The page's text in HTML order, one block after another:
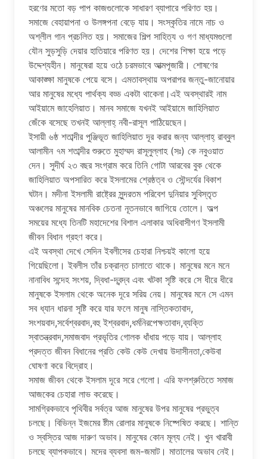
হরণের মতো বড় পাপ কাজগুলোকে সাধারণ ব্যাপারে পরিণত হয়।
সমাজে বেহায়াপনা ও উলঙ্গপনা বেড়ে যায়। সংস্কৃতির নামে নাচ ও
অশ্লীল গান প্রচলিত হয়। সমাজের শিল্প সাহিত্য ও গণ মাধ্যমগুলো
যৌন সুড়সুড়ি দেয়ার হাতিয়ারে পরিণত হয়। দেশের শিক্ষা হয়ে পড়ে
উদ্দেশ্যহীন। মানুষেরা হয়ে ওঠে চরমভাবে আত্মপূজারী। শোষণের
আকাঙ্ক্ষা মানুষকে পেয়ে বসে। এমতাবস্থায় অপরাপর জন্তু-জানোয়ার
আর মানুষের মধ্যে পার্থক্য বড্ড একটা থাকেনা।এই অবস্থারই নাম
আইয়ামে জাহেলিয়াত। মানব সমাজে যখনই আইয়ামে জাহিলিয়াত
জেঁকে বসেছে তখনই আল্লাহ্‌ নবী-রাসূল পাঠিয়েছেন।
ইসায়ী ৬ষ্ঠ শতাব্দীর পুঞ্জিভূত জাহিলিয়াত দূর করার জন্য আল্লাহ্‌ রাব্বুল
আলামীন ৭ম শতাব্দীর শুরুতে মুহাম্মদ রাসূলুল্লাহ (সঃ) কে নবুওয়াত
দেন। সুদীর্ঘ ২৩ বছর সংগ্রাম করে তিনি গোটা আরবের বুক থেকে
জাহিলিয়াত অপসারিত করে ইসলামের শ্রেষ্ঠত্ব ও সৌন্দর্যের বিকাশ
ঘটান। মদীনা ইসলামী রাষ্ট্রের সুন্দরতম পরিবেশ দুনিয়ার সুবিস্তৃত
অঞ্চলের মানুষের মানবিক চেতনা নূতনভাবে জাগিয়ে তোলে। অল্প
সময়ের মধ্যে তিনটি মহাদেশের বিশাল এলাকার অধিবাসীগণ ইসলামী
জীবন বিধান গ্রহণ করে।
এই অবস্থা দেখে সেদিন ইবলীসের চেহারা নিশ্চয়ই কালো হয়ে
গিয়েছিলো। ইবলীস তাঁর চক্রান্ত চালাতে থাকে। মানুষের মনে মনে
নানাবিধ সন্দেহ সংশয়, দ্বিধা-দ্বন্দ্ব এবং খটকা সৃষ্টি করে সে ধীরে ধীরে
মানুষকে ইসলাম থেকে অনেক দূরে সরিয় নেয়। মানুষের মনে সে এমন
সব ধ্যান ধারনা সৃষ্টি করে যার ফলে মানুষ নাস্তিকতাবাদ,
সংশয়বাদ,সর্বেশ্বরবাদ,বহু ইশ্বরবাদ,ধর্মনিরপেক্ষতাবাদ,ব্যক্তি
স্বাতন্ত্রবাদ,সমাজবাদ প্রভৃতির গোলক ধাঁধায় পড়ে যায়। আল্লাহ
প্রদত্ত জীবন বিধানের প্রতি কেউ কেউ দেখায় উদাসীনতা,কেউবা
ঘোষণা করে বিদ্রোহ।
সমাজ জীবন থেকে ইসলাম দূরে সরে গেলো। এরি ফলশ্রুতিতে সমাজ
আজকের চেহারা লাভ করেছে।
সামগ্রিকভাবে পৃথিবীর সর্বত্র আজ মানুষের উপর মানুষের প্রভুত্ব
চলছে। বিভিন্ন ইজমের ষ্টীম রোলার মানুষকে নিষ্পেষিত করছে। শান্তি
ও স্বস্তির আজ দারুণ অভাব। মানুষের কোন মূল্য নেই। খুন খারাবী
চলছে ব্যাপকভাবে। মদের ব্যবসা জম-জমাট। মাতালের অভাব নেই।